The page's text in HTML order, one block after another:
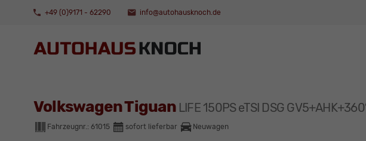
+49 (0)9171 - 62290 info@autohausknoch.de
Volkswagen Tiguan LIFE 150PS eTSI DSG
Fahrzeugnr.: 61015 sofort lieferbar Neuwagen